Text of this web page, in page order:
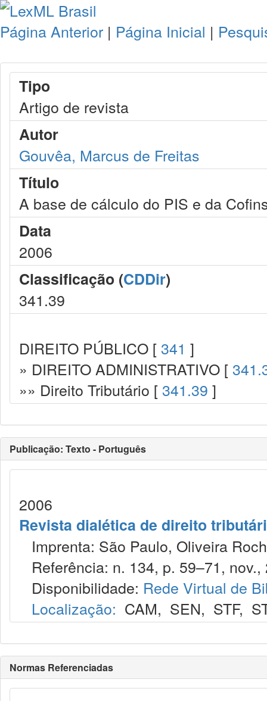
Página Anterior | Página Inicial |
Tipo
Artigo de revista
Autor
Gouvêa, Marcus de Freitas
Título
A base de cálculo do PIS e da
Data
2006
Classificação (CDDir)
341.39
DIREITO PÚBLICO [ 341 ]
» DIREITO ADMINISTRATIVO [
»» Direito Tributário [ 341.39 ]
Publicação: Texto - Português
2006
Revista dialética de direito
Imprenta: São Paulo, Oliveira
Referência: n. 134, p. 59–71, nov.,
Disponibilidade: Rede Virtual de
Localização: CAM, SEN, STF,
Normas Referenciadas